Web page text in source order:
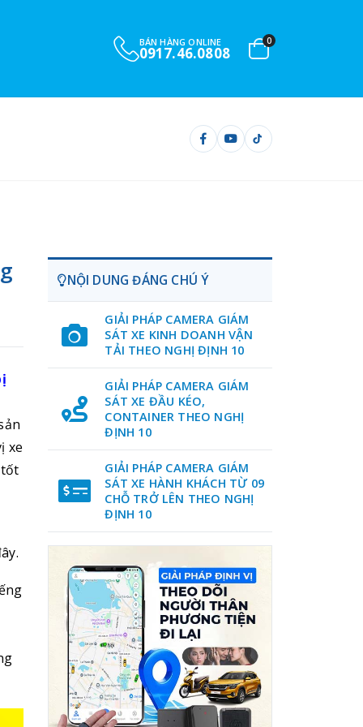
BÁN HÀNG ONLINE
0917.46.0808
0
xe
NỘI DUNG ĐÁNG CHÚ Ý
GIẢI PHÁP CAMERA GIÁM
SÁT XE KINH DOANH VẬN
TẢI THEO NGHỊ ĐỊNH 10
GIẢI PHÁP CAMERA GIÁM
SÁT XE ĐẦU KÉO,
CONTAINER THEO NGHỊ
ĐỊNH 10
GIẢI PHÁP CAMERA GIÁM
SÁT XE HÀNH KHÁCH TỪ 09
CHỖ TRỞ LÊN THEO NGHỊ
ĐỊNH 10